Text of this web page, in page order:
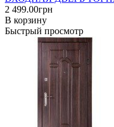
2 499.00грн
В корзину
Быстрый просмотр